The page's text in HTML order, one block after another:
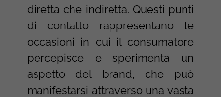
diretta che indiretta. Questi punti
di contatto rappresentano le
occasioni in cui il consumatore
percepisce e sperimenta un
aspetto del brand, che può
manifestarsi attraverso una vasta